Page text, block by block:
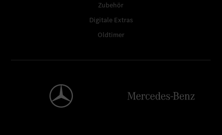
Zubehör
Digitale Extras
Oldtimer